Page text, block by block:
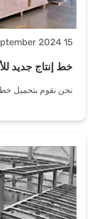
15 September 2024
خط إنتاج جديد
نحن نقوم بتحميل خط